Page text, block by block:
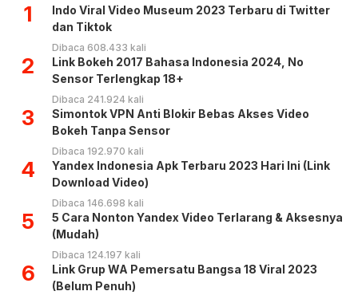
1
Indo Viral Video Museum 2023 Terbaru di Twitter
dan Tiktok
Dibaca 608.433 kali
2
Link Bokeh 2017 Bahasa Indonesia 2024, No
Sensor Terlengkap 18+
Dibaca 241.924 kali
3
Simontok VPN Anti Blokir Bebas Akses Video
Bokeh Tanpa Sensor
Dibaca 192.970 kali
4
Yandex Indonesia Apk Terbaru 2023 Hari Ini (Link
Download Video)
Dibaca 146.698 kali
5
5 Cara Nonton Yandex Video Terlarang & Aksesnya
(Mudah)
Dibaca 124.197 kali
6
Link Grup WA Pemersatu Bangsa 18 Viral 2023
(Belum Penuh)